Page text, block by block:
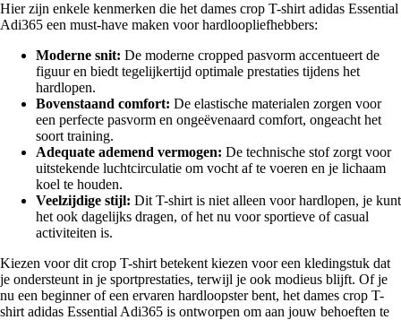
Hier zijn enkele kenmerken die het dames crop T-shirt adidas Essential
Adi365 een must-have maken voor hardloopliefhebbers:
Moderne snit: De moderne cropped pasvorm accentueert de
figuur en biedt tegelijkertijd optimale prestaties tijdens het
hardlopen.
Bovenstaand comfort: De elastische materialen zorgen voor
een perfecte pasvorm en ongeëvenaard comfort, ongeacht het
soort training.
Adequate ademend vermogen: De technische stof zorgt voor
uitstekende luchtcirculatie om vocht af te voeren en je lichaam
koel te houden.
Veelzijdige stijl: Dit T-shirt is niet alleen voor hardlopen, je kunt
het ook dagelijks dragen, of het nu voor sportieve of casual
activiteiten is.
Kiezen voor dit crop T-shirt betekent kiezen voor een kledingstuk dat
je ondersteunt in je sportprestaties, terwijl je ook modieus blijft. Of je
nu een beginner of een ervaren hardloopster bent, het dames crop T-
shirt adidas Essential Adi365 is ontworpen om aan jouw behoeften te